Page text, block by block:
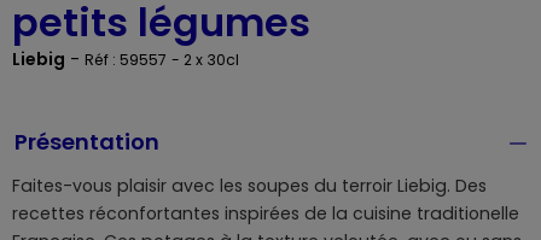
petits légumes
Liebig - Réf : 59557 - 2 x 30cl
Présentation
Faites-vous plaisir avec les soupes du terroir Liebig. Des
recettes réconfortantes inspirées de la cuisine traditionelle